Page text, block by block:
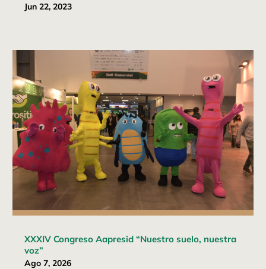
Jun 22, 2023
XXXIV Congreso Aapresid “Nuestro suelo, nuestra
voz”
Ago 7, 2026